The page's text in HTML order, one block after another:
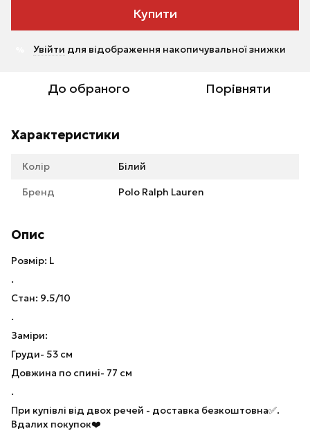
Купити
Увійти для відображення накопичувальної знижки
До обраного Порівняти
Характеристики
Колір Білий
Бренд Polo Ralph Lauren
Опис
Розмір: L
.
Стан: 9.5/10
.
Заміри:
Груди- 53 см
Довжина по спині- 77 см
.
При купівлі від двох речей - доставка безкоштовна✅.
Вдалих покупок❤️